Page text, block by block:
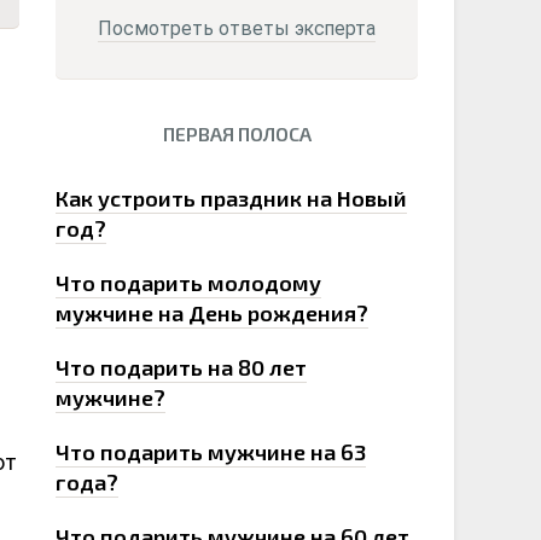
Посмотреть ответы эксперта
ПЕРВАЯ ПОЛОСА
Как устроить праздник на Новый
год?
Что подарить молодому
мужчине на День рождения?
Что подарить на 80 лет
мужчине?
Что подарить мужчине на 63
года?